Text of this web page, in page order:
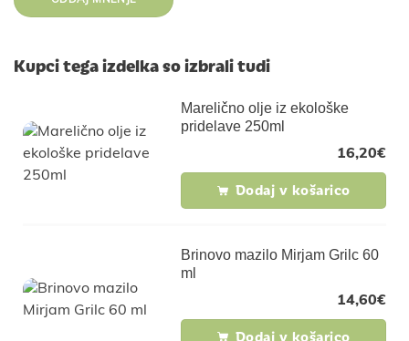
Kupci tega izdelka so izbrali tudi
Marelično olje iz ekološke
pridelave 250ml
16,20€
Dodaj v košarico
Brinovo mazilo Mirjam Grilc 60
ml
14,60€
Dodaj v košarico